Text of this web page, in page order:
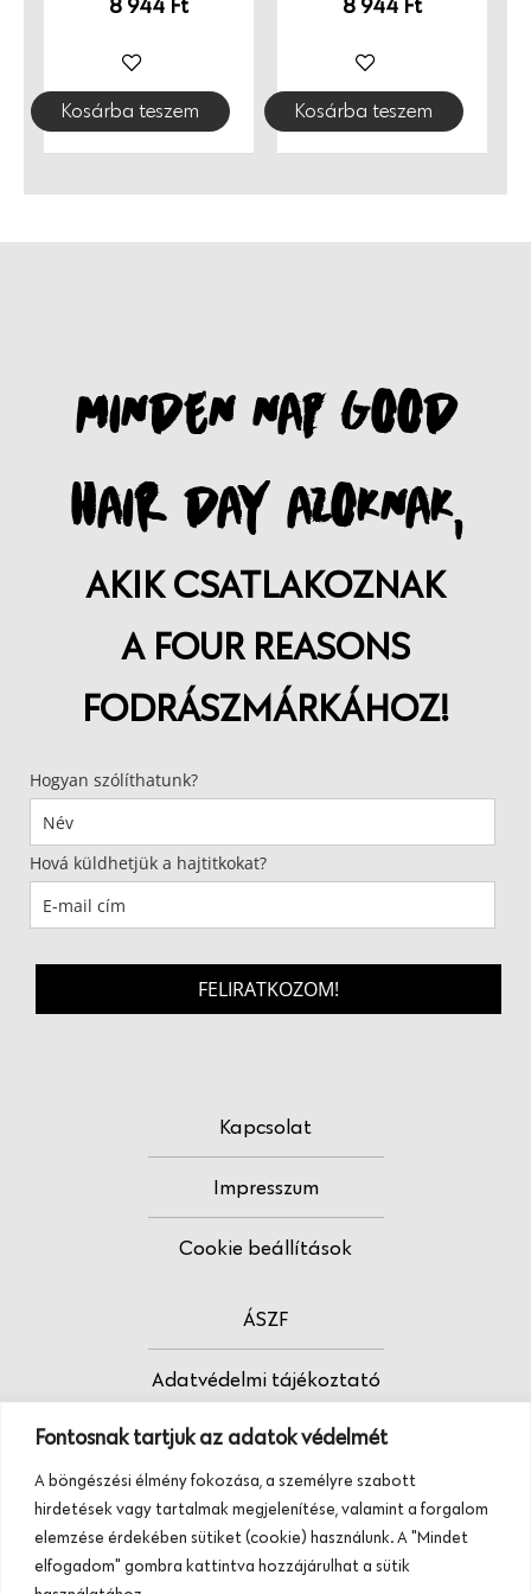
Fontosnak tartjuk az adatok védelmét
A böngészési élmény fokozása, a személyre szabott
hirdetések vagy tartalmak megjelenítése, valamint a forgalom
elemzése érdekében sütiket (cookie) használunk. A "Mindet
elfogadom" gombra kattintva hozzájárulhat a sütik
Gazdaságos kiszerelés, modern formula. Használata
könnyű és maceramentes, igazi élményt ad klasszikus
szilikonos elnehezítés, felesleges bevonatképzés
nélkül. 100% vegán összetétel. Megújuló energiával
készül, környezetbarát, újrahasznosítható
8 944 Ft
Kosárba teszem
8 944 Ft
Kosárba teszem
MINDEN NAP GOOD
HAIR DAY AZOKNAK,
AKIK CSATLAKOZNAK
A FOUR REASONS
FODRÁSZMÁRKÁHOZ!
Hogyan szólíthatunk?
Hová küldhetjük a hajtitkokat?
FELIRATKOZOM!
Kapcsolat
Impresszum
Cookie beállítások
ÁSZF
Adatvédelmi tájékoztató
Fodrász vagy?
Tudj meg többet termékeinkről, szolgáltatásainkról.
Hívj minket, vagy üzenj nekünk ezen a
telefonszámon:
+36 20 945 84 74